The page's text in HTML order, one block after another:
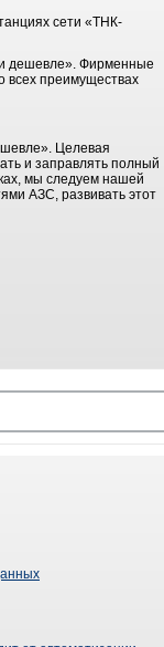
сети «ТНК-
дешевле». Фирменные
всех преимуществах
Целевая
и заправлять полный
мы следуем нашей
АЗС, развивать этот